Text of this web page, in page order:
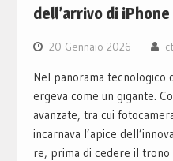
dell’arrivo di iPhone
20 Gennaio 2026
Nel panorama tecnologico
ergeva come un gigante.
avanzate, tra cui
incarnava l’apice
re, prima di cedere il trono